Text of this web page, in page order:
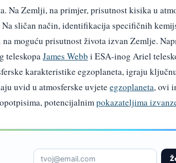
Na Zemlji, na primjer, prisutnost kisika u
sličan način, identifikacija specifičnih
moguću prisutnost života izvan Zemlje.
teleskopa James Webb i ESA-inog Ariel
karakteristike egzoplaneta, igraju
uvid u atmosferske uvjeteegzoplaneta, ovi
potencijalnimpokazateljima